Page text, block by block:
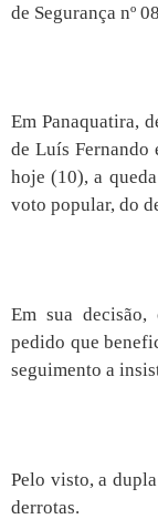
de Segurança nº
Em Panaquatira,
de Luís Fernando
hoje (10), a
voto popular, do
Em sua
pedido que
seguimento a
Pelo visto, a
derrotas.